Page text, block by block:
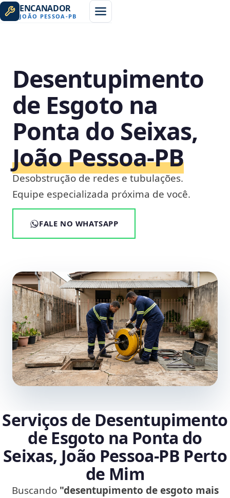
ENCANADOR
JOÃO PESSOA -PB
Desentupimento
de Esgoto na
Ponta do Seixas,
João Pessoa‑PB
Desobstrução de redes e tubulações.
Equipe especializada próxima de você.
FALE NO WHATSAPP
Serviços de Desentupimento
de Esgoto na Ponta do
Seixas, João Pessoa‑PB Perto
de Mim
Buscando "desentupimento de esgoto mais